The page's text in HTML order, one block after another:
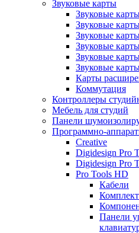
Звуковые карты
Звуковые
Звуковые
Звуковые
Звуковые
Звуковые
Звуковые
Карты
Коммутация
Контроллеры
Мебель для студий
Панели
Программно-
Creative
Digidesign Pro
Digidesign Pro
Pro Tools HD
Кабели
Панели